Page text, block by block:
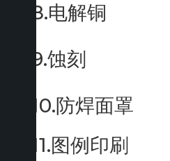
8.电解铜
9.蚀刻
10.防焊面罩
11.图例印刷